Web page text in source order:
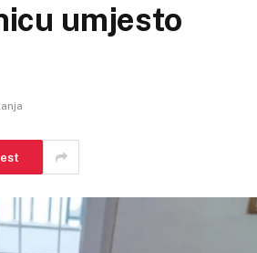
umjesto